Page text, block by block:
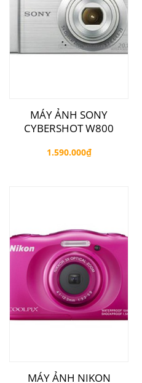
MÁY ẢNH SONY
CYBERSHOT W800
1.590.000₫
MÁY ẢNH NIKON